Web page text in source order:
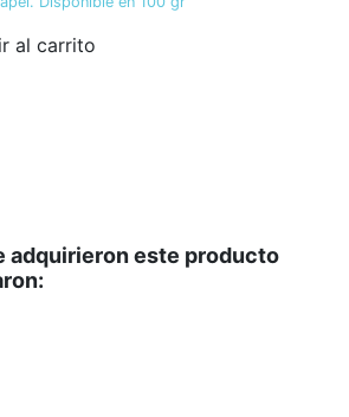
al carrito
adquirieron este producto